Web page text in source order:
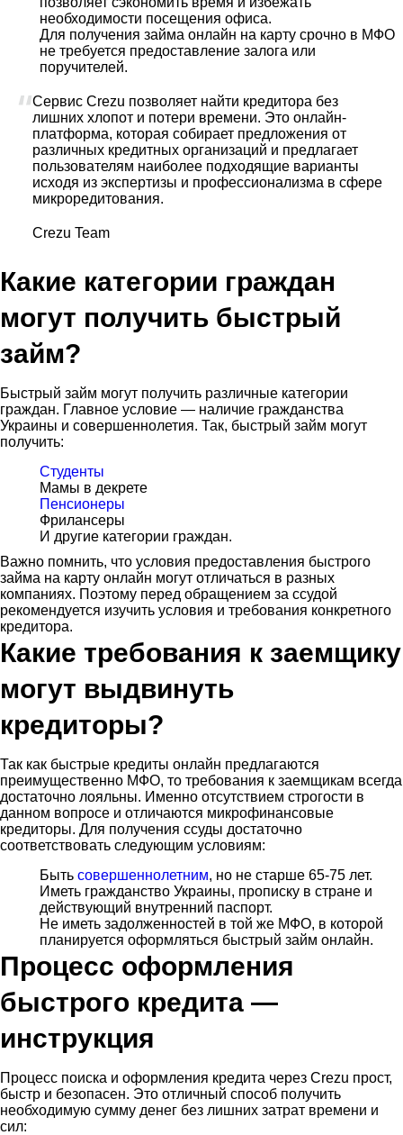
необходимости посещения офиса.
Для получения займа онлайн на карту срочно в МФО
не требуется предоставление залога или
поручителей.
Сервис Crezu позволяет найти кредитора без
лишних хлопот и потери времени. Это онлайн-
платформа, которая собирает предложения от
различных кредитных организаций и предлагает
пользователям наиболее подходящие варианты
исходя из экспертизы и профессионализма в сфере
микроредитования.
Crezu Team
Какие категории граждан
могут получить быстрый
займ?
Быстрый займ могут получить различные категории
граждан. Главное условие — наличие гражданства
Украины и совершеннолетия. Так, быстрый займ могут
получить:
Студенты
Мамы в декрете
Пенсионеры
Фрилансеры
И другие категории граждан.
Важно помнить, что условия предоставления быстрого
займа на карту онлайн могут отличаться в разных
компаниях. Поэтому перед обращением за ссудой
рекомендуется изучить условия и требования конкретного
кредитора.
Какие требования к заемщику
могут выдвинуть
кредиторы?
Так как быстрые кредиты онлайн предлагаются
преимущественно МФО, то требования к заемщикам всегда
достаточно лояльны. Именно отсутствием строгости в
данном вопросе и отличаются микрофинансовые
кредиторы. Для получения ссуды достаточно
соответствовать следующим условиям:
Быть совершеннолетним, но не старше 65-75 лет.
Иметь гражданство Украины, прописку в стране и
действующий внутренний паспорт.
Не иметь задолженностей в той же МФО, в которой
планируется оформляться быстрый займ онлайн.
Процесс оформления
быстрого кредита —
инструкция
Процесс поиска и оформления кредита через Crezu прост,
быстр и безопасен. Это отличный способ получить
необходимую сумму денег без лишних затрат времени и
сил: